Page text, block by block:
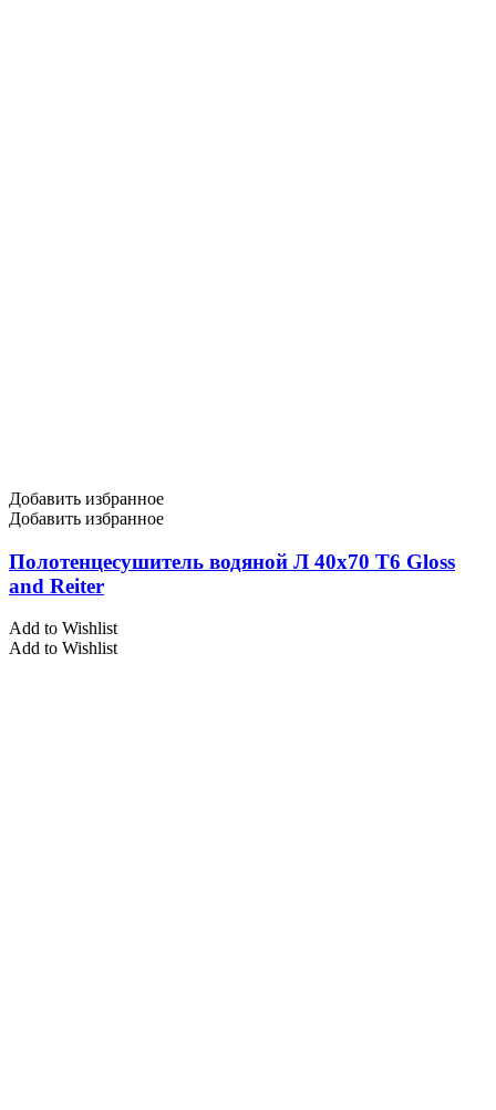
Добавить избранное
Добавить избранное
Полотенцесушитель водяной Л 40х70 Т6 Gloss
and Reiter
Add to Wishlist
Add to Wishlist